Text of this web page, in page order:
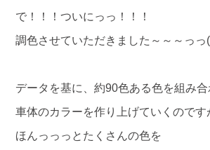
で！！！ついにっっ！！！
調色させていただきました～～～っっ
データを基に、約90色ある色を組み合
車体のカラーを作り上げていくので
ほんっっっとたくさんの色を